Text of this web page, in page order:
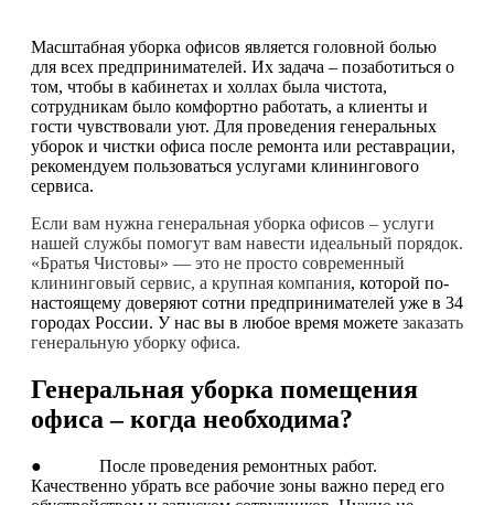
Масштабная уборка офисов является головной болью
для всех предпринимателей. Их задача – позаботиться о
том, чтобы в кабинетах и холлах была чистота,
сотрудникам было комфортно работать, а клиенты и
гости чувствовали уют. Для проведения генеральных
уборок и чистки офиса после ремонта или реставрации,
рекомендуем пользоваться услугами клинингового
сервиса.
Если вам нужна генеральная уборка офисов – услуги
нашей службы помогут вам навести идеальный порядок.
«Братья Чистовы» — это не просто современный
клининговый сервис, а крупная компания, которой по-
настоящему доверяют сотни предпринимателей уже в 34
городах России. У нас вы в любое время можете заказать
генеральную уборку офиса.
Генеральная уборка помещения
офиса – когда необходима?
● После проведения ремонтных работ.
Качественно убрать все рабочие зоны важно перед его